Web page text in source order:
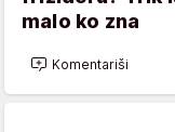
malo ko zna
Komentariši